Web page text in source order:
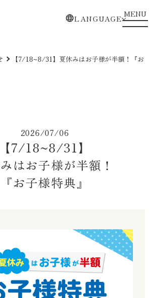
LANGUAGEMENU
【7/18~8/31】 夏休みはお子様が半額！
『お
2026/07/06
【7/18~8/31】
はお子様が半額！
『お子様特典』